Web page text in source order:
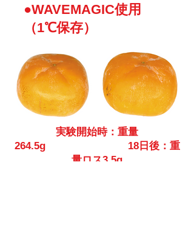
●WAVEMAGIC使用
（1℃保存）
実験開始時：重量
264.5g
18日後：重
量ロス3.5g